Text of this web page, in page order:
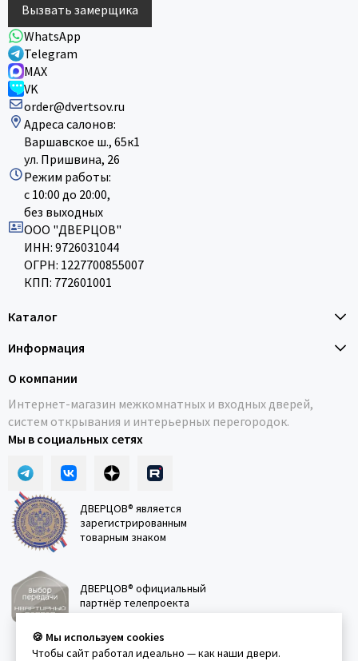
Вызвать замерщика
WhatsApp
Telegram
MAX
VK
order@dvertsov.ru
Адреса салонов:
Варшавское ш., 65к1
ул. Пришвина, 26
Режим работы:
с 10:00 до 20:00,
без выходных
ООО "ДВЕРЦОВ"
ИНН: 9726031044
ОГРН: 1227700855007
КПП: 772601001
Каталог
Информация
О компании
Интернет-магазин межкомнатных и входных дверей,
систем открывания и интерьерных перегородок.
Мы в социальных сетях
ДВЕРЦОВ® является
зарегистрированным
товарным знаком
ДВЕРЦОВ® официальный
партнёр телепроекта
🍪 Мы используем cookies
Чтобы сайт работал идеально — как наши двери.